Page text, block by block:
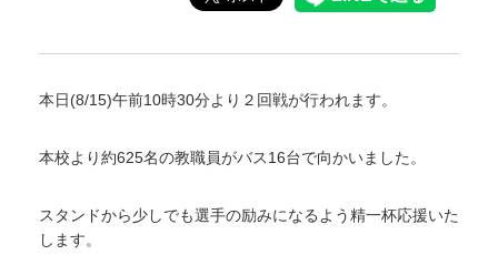
本日(8/15)午前10時30分より２回戦が行われます。
本校より約625名の教職員がバス16台で向かいました。
スタンドから少しでも選手の励みになるよう精一杯応援いた
します。